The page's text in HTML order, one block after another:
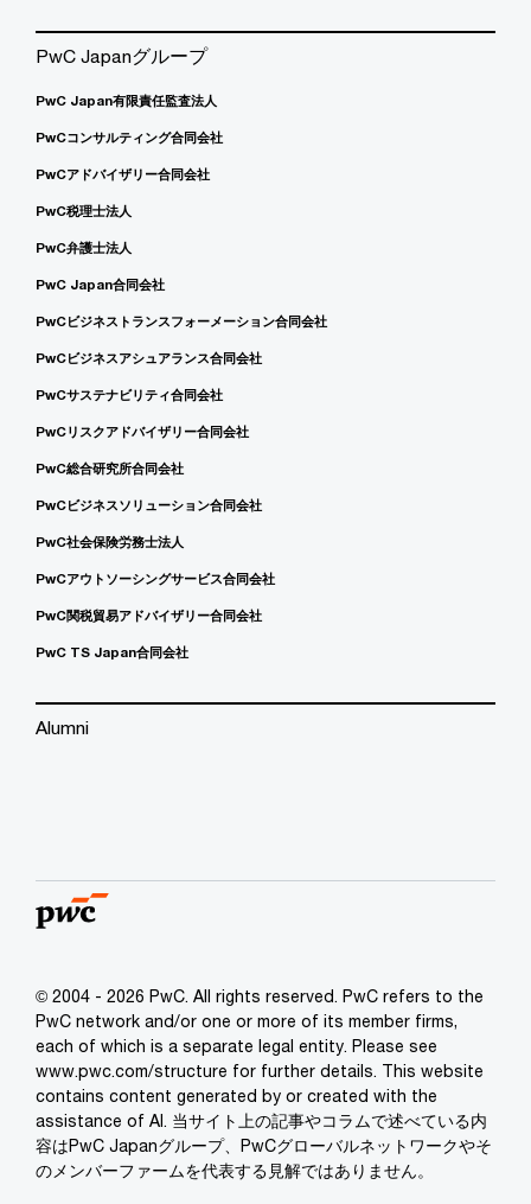
PwC Japanグループ
PwC Japan有限責任監査法人
PwCコンサルティング合同会社
PwCアドバイザリー合同会社
PwC税理士法人
PwC弁護士法人
PwC Japan合同会社
PwCビジネストランスフォーメーション合同会社
PwCビジネスアシュアランス合同会社
PwCサステナビリティ合同会社
PwCリスクアドバイザリー合同会社
PwC総合研究所合同会社
PwCビジネスソリューション合同会社
PwC社会保険労務士法人
PwCアウトソーシングサービス合同会社
PwC関税貿易アドバイザリー合同会社
PwC TS Japan合同会社
Alumni
© 2004 - 2026 PwC. All rights reserved. PwC refers to the
PwC network and/or one or more of its member firms,
each of which is a separate legal entity. Please see
www.pwc.com/structure for further details. This website
contains content generated by or created with the
assistance of AI. 当サイト上の記事やコラムで述べている内
容はPwC Japanグループ、PwCグローバルネットワークやそ
のメンバーファームを代表する見解ではありません。